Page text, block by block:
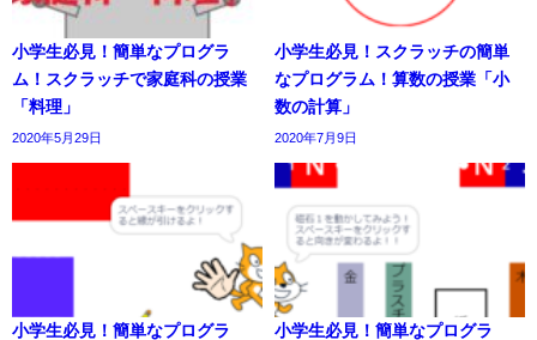
小学生必見！簡単なプログラ
ム！スクラッチで家庭科の授業
「料理」
2020年5月29日
小学生必見！スクラッチの簡単
なプログラム！算数の授業「小
数の計算」
2020年7月9日
小学生必見！簡単なプログラ
小学生必見！簡単なプログラ